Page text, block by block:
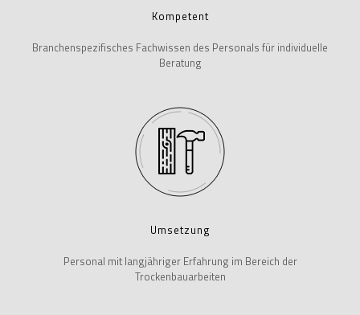
Kompetent
Branchenspezifisches Fachwissen des Personals für individuelle
Beratung
Umsetzung
Personal mit langjähriger Erfahrung im Bereich der
Trockenbauarbeiten